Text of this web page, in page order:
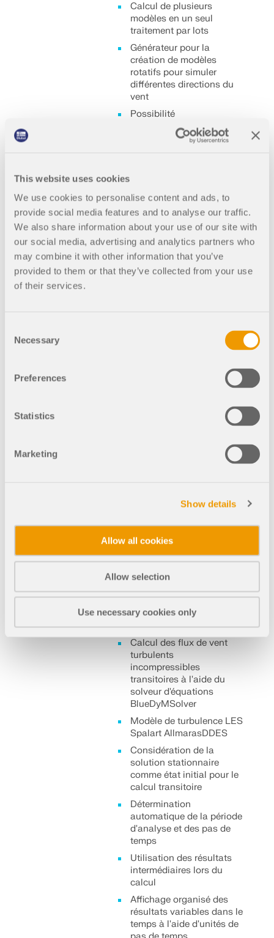
This website uses cookies
We use cookies to personalise content and ads, to
provide social media features and to analyse our traffic.
We also share information about your use of our site with
our social media, advertising and analytics partners who
may combine it with other information that you’ve
provided to them or that they’ve collected from your use
of their services.
Selection
Necessary
Preferences
Statistics
Marketing
Show details
Allow all cookies
Allow selection
Use necessary cookies only
Calcul de plusieurs
modèles en un seul
traitement par lots
Générateur pour la
création de modèles
rotatifs pour simuler
différentes directions du
vent
Possibilité
d'interrompre/de
poursuivre le calcul
Affichage de diagrammes
avec sortie séparée des
résultats des deux côtés
d'une surface
Affichage de la distance
entre les murs sans
dimension y + dans les
contrainte de cisaillement
sur la surface du modèle à
(vous pouvez choisir entre
pression ou de résistance
002215
Général
Simulation des flux de vent et
génération des charges de vent
RWIND 3 |
Fonctionnalités
de RWIND Pro
Calcul des flux de vent
turbulents
incompressibles
transitoires à l'aide du
solveur d'équations
BlueDyMSolver
Modèle de turbulence LES
Spalart AllmarasDDES
Considération de la
solution stationnaire
comme état initial pour le
calcul transitoire
Détermination
automatique de la période
d'analyse et des pas de
temps
Utilisation des résultats
intermédiaires lors du
calcul
Affichage organisé des
résultats variables dans le
temps à l'aide d'unités de